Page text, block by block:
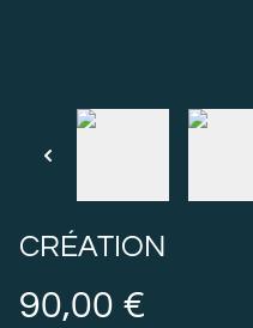
CRÉATION
90,00 €